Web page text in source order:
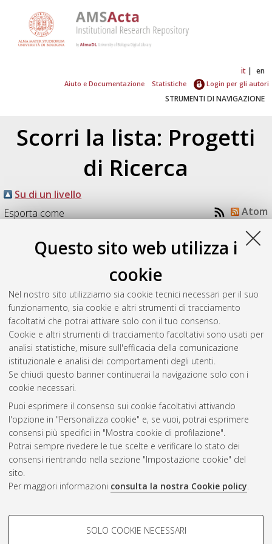
Questo sito web utilizza i
cookie
Nel nostro sito utilizziamo sia cookie tecnici necessari per il suo
funzionamento, sia cookie e altri strumenti di tracciamento
facoltativi che potrai attivare solo con il tuo consenso.
Cookie e altri strumenti di tracciamento facoltativi sono usati per
analisi statistiche, misure sull'efficacia della comunicazione
istituzionale e analisi dei comportamenti degli utenti.
Se chiudi questo banner continuerai la navigazione solo con i
cookie necessari.
Puoi esprimere il consenso sui cookie facoltativi attivando
l'opzione in "Personalizza cookie" e, se vuoi, potrai esprimere
consensi più specifici in "Mostra cookie di profilazione".
Potrai sempre rivedere le tue scelte e verificare lo stato dei
consensi rientrando nella sezione "Impostazione cookie" del
sito.
Per maggiori informazioni consulta la nostra Cookie policy.
COOKIE DI PROFILAZIONE -
SOLO COOKIE NECESSARI
it en
Aiuto e Documentazione Statistiche Login per gli autori
STRUMENTI DI NAVIGAZIONE
Scorri la lista: Progetti
di Ricerca
Su di un livello
Esporta come
Atom
RSS 2.0
Álvarez-Aragón, Pablo(2026)Paths to the Rainforests:
Ancestral Beliefs and Fertility in Sub-Saharan Africa.Bologna:
Dipartimento di Scienze economiche, p. 80. DOI
10.6092/unibo/amsacta/9004. In: Quaderni - Working Paper
DSE (1226). ISSN 2282-6483.
Questa lista e' stata generata ilFri Aug 7 20:35:18 2026 CEST
Atom
Rss
2.0
AMS Acta
ISSN: 2038-7954
re3data.org -
doi.org/10.17616/R3P19R
Servizio implementato e
Impostazioni Cookie